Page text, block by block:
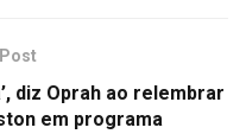
diz Oprah ao relembrar
em programa